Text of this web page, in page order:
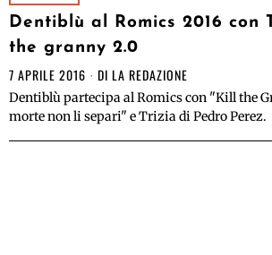
Dentiblù al Romics 2016 con
the granny 2.0
7 APRILE 2016 DI LA REDAZIONE
Dentiblù partecipa al Romics con "Kill the
morte non li separi" e Trizia di Pedro Perez.